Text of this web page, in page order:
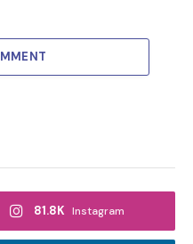
Instagram
81.8K